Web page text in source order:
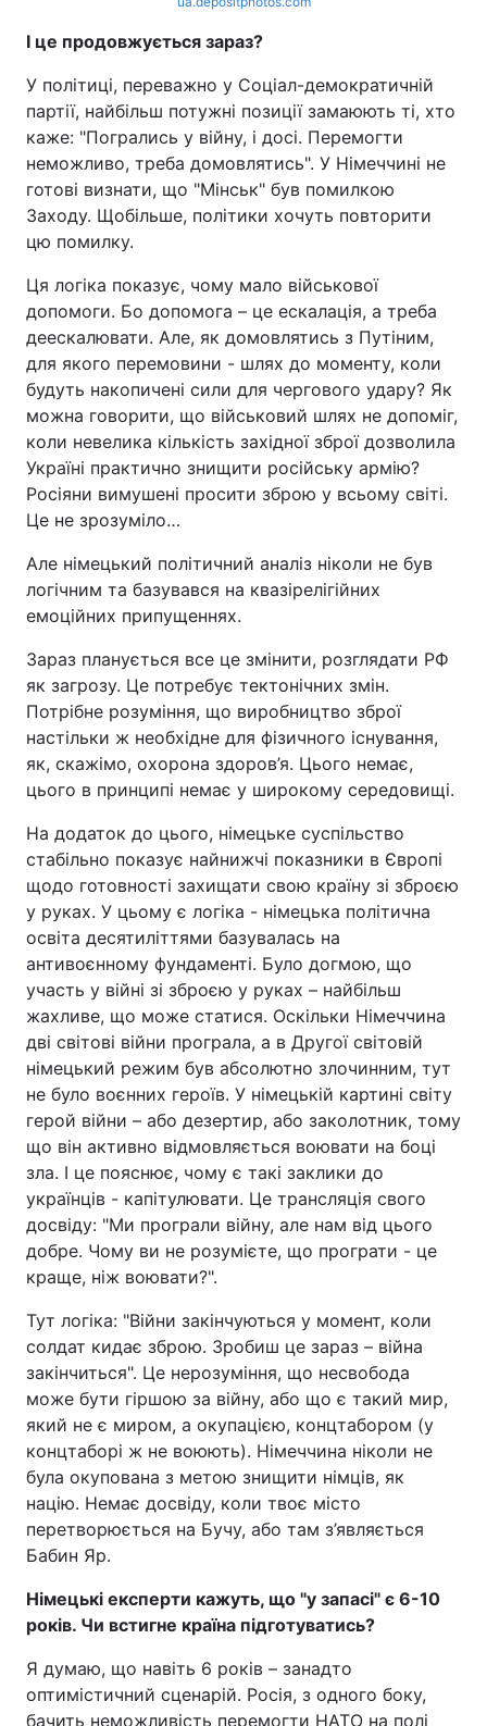
І це продовжується зараз?
У політиці, переважно у Соціал-демократичній
партії, найбільш потужні позиції замаюють ті, хто
каже: "Погрались у війну, і досі. Перемогти
неможливо, треба домовлятись". У Німеччині не
готові визнати, що "Мінськ" був помилкою
Заходу. Щобільше, політики хочуть повторити
цю помилку.
Ця логіка показує, чому мало військової
допомоги. Бо допомога – це ескалація, а треба
деескалювати. Але, як домовлятись з Путіним,
для якого перемовини - шлях до моменту, коли
будуть накопичені сили для чергового удару? Як
можна говорити, що військовий шлях не допоміг,
коли невелика кількість західної зброї дозволила
Україні практично знищити російську армію?
Росіяни вимушені просити зброю у всьому світі.
Це не зрозуміло…
Але німецький політичний аналіз ніколи не був
логічним та базувався на квазірелігійних
емоційних припущеннях.
Зараз планується все це змінити, розглядати РФ
як загрозу. Це потребує тектонічних змін.
Потрібне розуміння, що виробництво зброї
настільки ж необхідне для фізичного існування,
як, скажімо, охорона здоров’я. Цього немає,
цього в принципі немає у широкому середовищі.
На додаток до цього, німецьке суспільство
стабільно показує найнижчі показники в Європі
щодо готовності захищати свою країну зі зброєю
у руках. У цьому є логіка - німецька політична
освіта десятиліттями базувалась на
антивоєнному фундаменті. Було догмою, що
участь у війні зі зброєю у руках – найбільш
жахливе, що може статися. Оскільки Німеччина
дві світові війни програла, а в Другої світовій
німецький режим був абсолютно злочинним, тут
не було воєнних героїв. У німецькій картині світу
герой війни – або дезертир, або заколотник, тому
що він активно відмовляється воювати на боці
зла. І це пояснює, чому є такі заклики до
українців - капітулювати. Це трансляція свого
досвіду: "Ми програли війну, але нам від цього
добре. Чому ви не розумієте, що програти - це
краще, ніж воювати?".
Тут логіка: "Війни закінчуються у момент, коли
солдат кидає зброю. Зробиш це зараз – війна
закінчиться". Це нерозуміння, що несвобода
може бути гіршою за війну, або що є такий мир,
який не є миром, а окупацією, концтабором (у
концтаборі ж не воюють). Німеччина ніколи не
була окупована з метою знищити німців, як
націю. Немає досвіду, коли твоє місто
перетворюється на Бучу, або там з’являється
Бабин Яр.
Німецькі експерти кажуть, що "у запасі" є 6-10
років. Чи встигне країна підготуватись?
Я думаю, що навіть 6 років – занадто
оптимістичний сценарій. Росія, з одного боку,
бачить неможливість перемогти НАТО на полі